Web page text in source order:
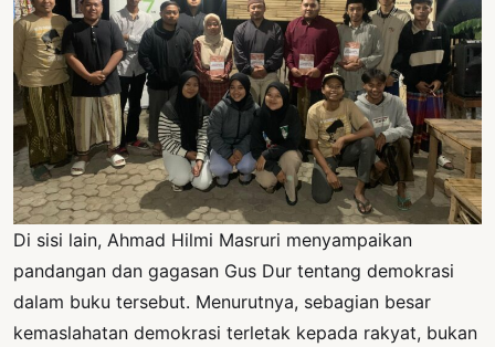
Di sisi lain, Ahmad Hilmi Masruri menyampaikan
pandangan dan gagasan Gus Dur tentang demokrasi
dalam buku tersebut. Menurutnya, sebagian besar
kemaslahatan demokrasi terletak kepada rakyat, bukan